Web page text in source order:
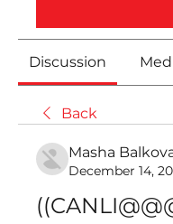
Discussion
Back
Masha
December 14,